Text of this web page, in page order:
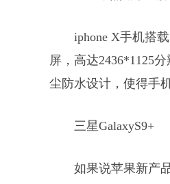
iphone X手机搭
屏，高达2436*1125
尘防水设计，使得手
三星GalaxyS9+
如果说苹果新产